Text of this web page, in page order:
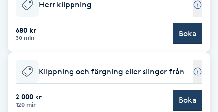
Barber
Barnklippning
BIAB
Herr klippning
680 kr
30 min Boka
Klippning och färgning eller slingor från
2 000 kr
120 min Boka